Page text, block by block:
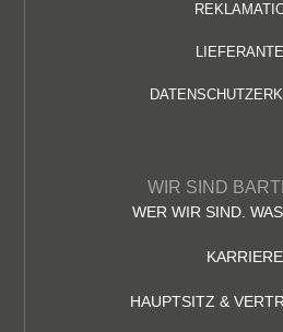
WIR SIND
WER WIR SIND.
KARRIERE
HAUPTSITZ &